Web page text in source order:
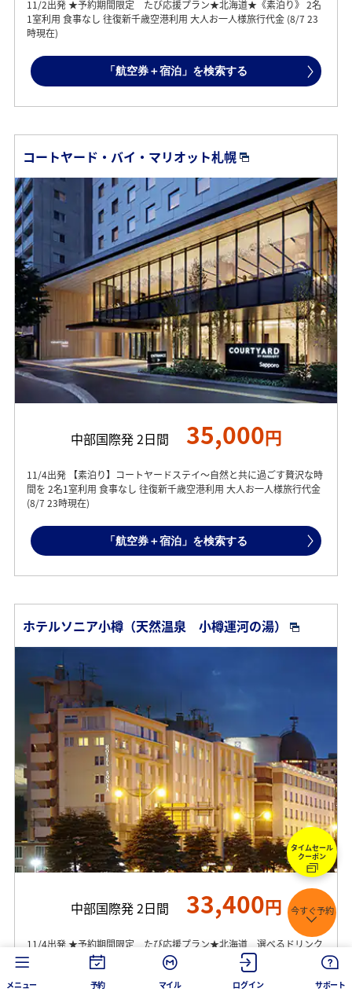
タイムセール
クーポン
今すぐ予約
11/2出発 ★予約期間限定 たび応援プラン★北海道★《素泊り》 2名
1室利用 食事なし 往復新千歳空港利用 大人お一人様旅行代金 (8/7 23
時現在)
「航空券＋宿泊」を検索する
コートヤード・バイ・マリオット札幌
中部国際発 2日間 35,000円
11/4出発 【素泊り】コートヤードステイ～自然と共に過ごす贅沢な時
間を 2名1室利用 食事なし 往復新千歳空港利用 大人お一人様旅行代金
(8/7 23時現在)
「航空券＋宿泊」を検索する
ホテルソニア小樽（天然温泉 小樽運河の湯）
中部国際発 2日間 33,400円
11/4出発 ★予約期間限定 たび応援プラン★北海道 選べるドリンク
特典付 素泊まり 2名1室利用 食事なし 往復新千歳空港利用 大人お一
人様旅行代金 (8/7 23時現在)
メニュー 予約 マイル ログイン サポート